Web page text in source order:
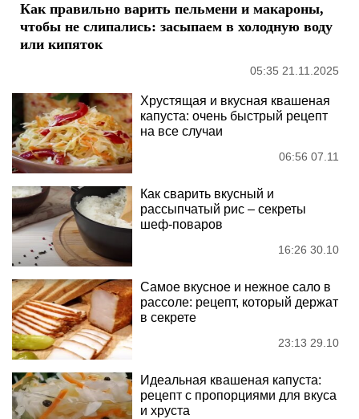
Как правильно варить пельмени и макароны,
чтобы не слипались: засыпаем в холодную воду
или кипяток
05:35 21.11.2025
Хрустящая и вкусная квашеная
капуста: очень быстрый рецепт
на все случаи
06:56 07.11
Как сварить вкусный и
рассыпчатый рис – секреты
шеф-поваров
16:26 30.10
Самое вкусное и нежное сало в
рассоле: рецепт, который держат
в секрете
23:13 29.10
Идеальная квашеная капуста:
рецепт с пропорциями для вкуса
и хруста